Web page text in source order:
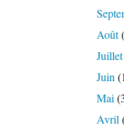
Août
Juillet
Juin
Mai
Avril